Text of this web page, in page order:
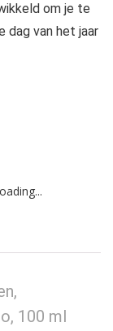
om je te
dag van het jaar
100 ml